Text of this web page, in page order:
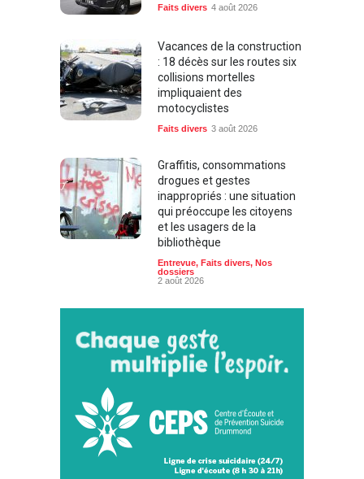
Faits divers 4 août 2026
Vacances de la construction
: 18 décès sur les routes six
collisions mortelles
impliquaient des
motocyclistes
Faits divers 3 août 2026
Graffitis, consommations
drogues et gestes
inappropriés : une situation
qui préoccupe les citoyens
et les usagers de la
bibliothèque
Entrevue, Faits divers, Nos
dossiers
2 août 2026